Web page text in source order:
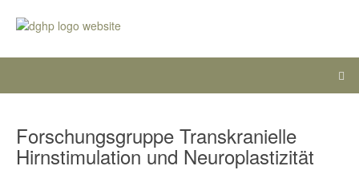
Forschungsgruppe Transkranielle
Hirnstimulation und Neuroplastizität